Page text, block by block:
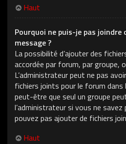
Haut
Pourquoi ne puis-je pas joindre
message ?
La possibilité d’ajouter des
accordée par forum, par groupe,
L’administrateur peut ne pas
fichiers joints pour le forum
peut-être que seul un groupe
l’administrateur si vous ne savez
pouvez pas ajouter de fichiers
Haut